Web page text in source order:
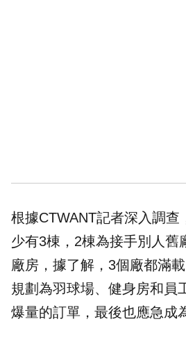
根據CTWANT記者深入調查
少有3棟，2棟為接手別人舊
廠房，據了解，3個廠都滿
規劃為羽球場、健身房和員
爆量的訂單，最後也應急成